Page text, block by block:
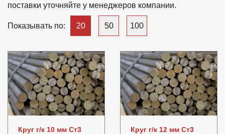
140 150 160
260 270 280 300
поставки уточняйте у менеджеров компании.
Показывать по: 20 50 100
Круг г/к 10 мм Ст3 Круг г/к 12 мм Ст3